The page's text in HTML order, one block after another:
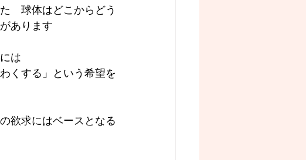
　球体はどこからどう
あります
は
くする」という希望を
欲求にはベースとなる